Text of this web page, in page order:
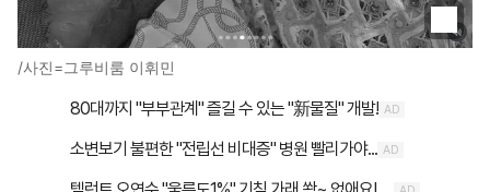
/사진=그루비룸 이휘민